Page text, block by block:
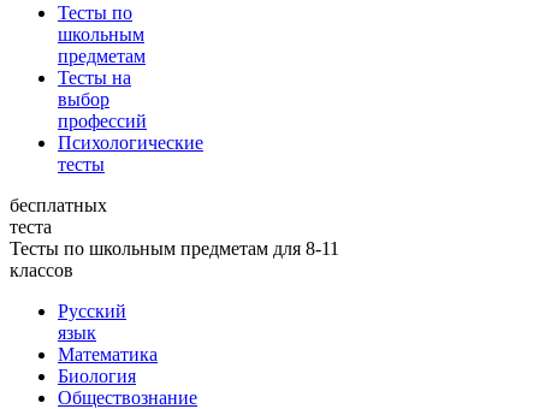
Тесты по
школьным
предметам
Тесты на
выбор
профессий
Психологические
тесты
бесплатных
теста
Тесты по школьным предметам для 8-11
классов
Русский
язык
Математика
Биология
Обществознание